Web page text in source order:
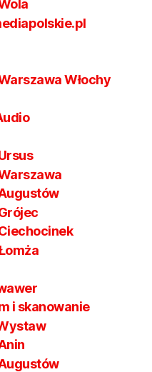
Włochy
i skanowanie